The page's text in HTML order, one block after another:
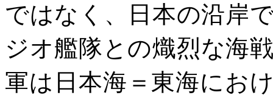
ではなく、日本の沿岸
ジオ艦隊との熾烈な海
軍は日本海＝東海にお